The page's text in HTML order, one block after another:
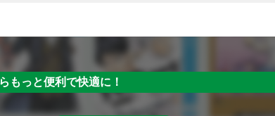
もっと便利で快適に！